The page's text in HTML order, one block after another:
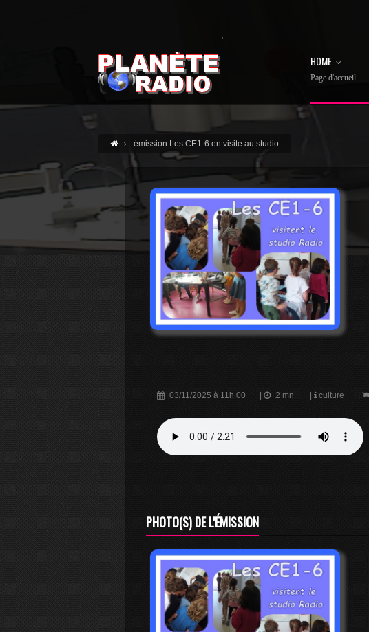
'
HOME
Page d'accueil
émission Les CE1-6 en visite au studio
03/11/2025 à 11h 00 2 mn culture
PHOTO(S) DE L'ÉMISSION